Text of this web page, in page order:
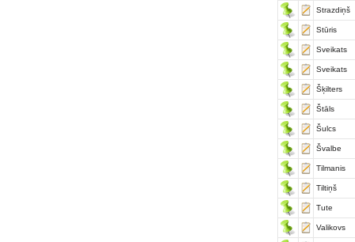
Strazdiņš
Stūris
Sveikats
Sveikats
Šķilters
Štāls
Šulcs
Švalbe
Tilmanis
Tiltiņš
Tute
Valikovs